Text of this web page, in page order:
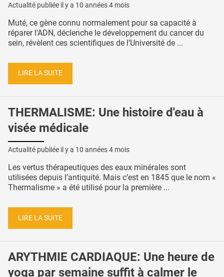
Actualité publiée il y a 10 années 4 mois
Muté, ce gène connu normalement pour sa capacité à
réparer l'ADN, déclenche le développement du cancer du
sein, révèlent ces scientifiques de l’Université de ...
LIRE LA SUITE
THERMALISME: Une histoire d'eau à
visée médicale
Actualité publiée il y a 10 années 4 mois
Les vertus thérapeutiques des eaux minérales sont
utilisées depuis l’antiquité. Mais c’est en 1845 que le nom «
Thermalisme » a été utilisé pour la première ...
LIRE LA SUITE
ARYTHMIE CARDIAQUE: Une heure de
yoga par semaine suffit à calmer le